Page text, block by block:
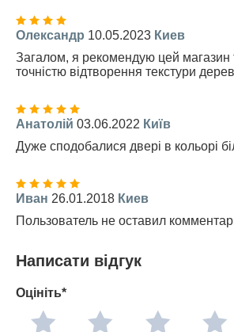
Олександр 10.05.2023 Киев
Загалом, я рекомендую цей магазин
точністю відтворення текстури
Анатолій 03.06.2022 Київ
Дуже сподобалися двері в кольорі
Иван 26.01.2018 Киев
Пользователь не оставил
Написати відгук
Оцініть*